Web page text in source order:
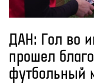
ДАН: Гол во
прошел
футбольный